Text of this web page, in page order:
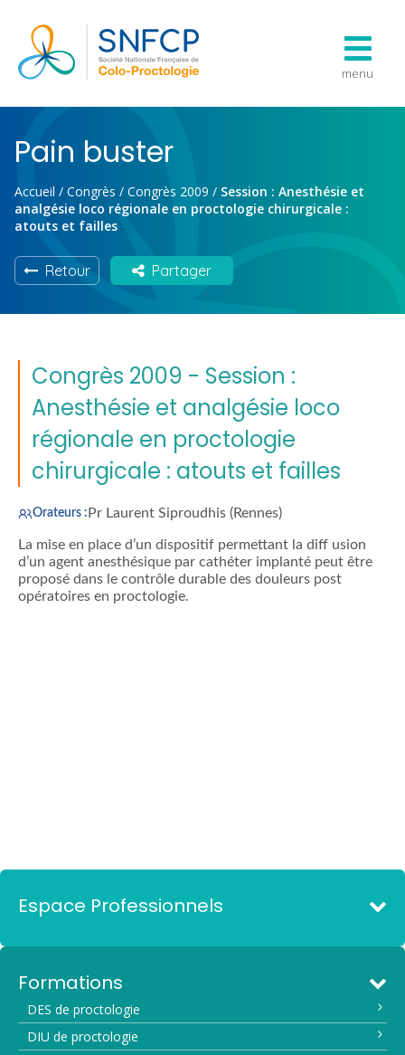
menu
Pain buster
Accueil / Congrès / Congrès 2009 / Session : Anesthésie et
analgésie loco régionale en proctologie chirurgicale :
atouts et failles
Retour Partager
Congrès 2009 - Session :
Anesthésie et analgésie loco
régionale en proctologie
chirurgicale : atouts et failles
Orateurs : Pr Laurent Siproudhis (Rennes)
La mise en place d’un dispositif permettant la diff usion
d’un agent anesthésique par cathéter implanté peut être
proposé dans le contrôle durable des douleurs post
opératoires en proctologie.
Espace Professionnels
Formations
DES de proctologie
DIU de proctologie